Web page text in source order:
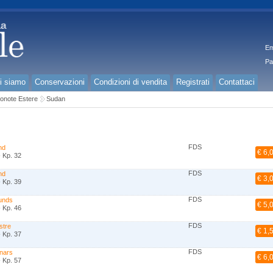
siamo Conservazioni Condizioni di vendita Registrati Contattaci
Estere Sudan
FDS
Kp. 32
€
FDS
Kp. 39
€
FDS
Kp. 46
€
FDS
Kp. 37
€
FDS
Kp. 57
€